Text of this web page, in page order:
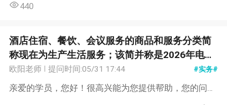
如果滥用养老保险基金，或将养老保险基金用于非法用
上是养老保险费缴纳的违规行为的主要表现形式，用人
单位应当严格遵守相关法律法规规定，按照规定缴纳养
老保险费。...
4. 企业所得税年度资产负债表、利润表、现金流量表；
所得税税务登记证、组织机构代码证、营业执照等证照
复印件； 7. 企业所得税汇算清缴申报表填报说明书。
以上是企业在进行2022年企业所得税汇算清缴申报表电
子版时需要提供的资料，具体的资料要求可能会因地区
和企业类型的不同而有所差异，建议企业在申报前仔细
440
酒店住宿、餐饮、会议服务的商品和服务分类简
称现在为生产生活服务；该简并称是2026年电子
税务局/发票服务平台最新更新（现代服务与生活
服务合并）项目名称会显示：生产生活服务*住宿
欧阳老师 提问时间:05/31 17:44 #实务#